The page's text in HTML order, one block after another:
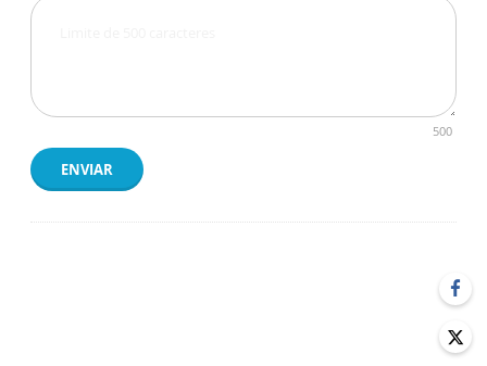
500
ENVIAR